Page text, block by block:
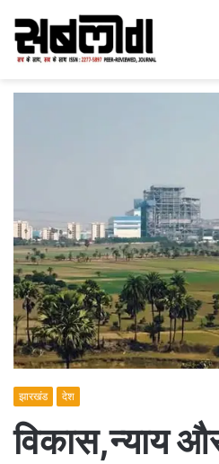
झारखंड देश
विकास,न्याय